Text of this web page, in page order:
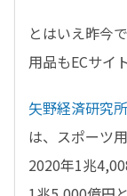
とはいえ昨今
用品もECサイ
矢野経済研究
は、 スポーツ
2020年1兆